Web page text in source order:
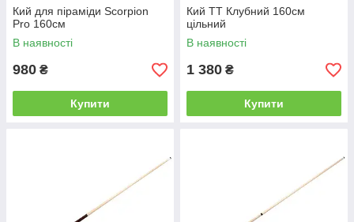
Кий для піраміди Scorpion
Pro 160см
В наявності
980 ₴
Купити
Кий ТТ Клубний 160см
цільний
В наявності
1 380 ₴
Купити